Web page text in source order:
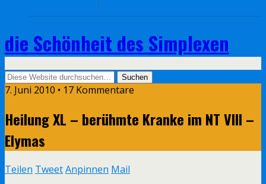
die Schönheit des Simplexen
7. Juni 2010 • 17 Kommentare
Heilung XL – berühmte Kranke im NT VIII –
Elymas
Teilen TweetAnpinnen Mail